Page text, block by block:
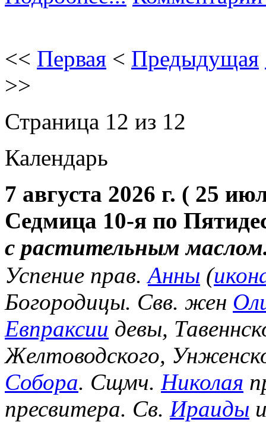
<< Первая < Предыдущая
>>
Страница 12 из 12
Календарь
7 августа 2026 г. ( 25
Седмица 10-я по
с растительным
Успение прав.Анны (
Богородицы. Свв. жен
Евпраксии девы,
Желтоводского,
Собора. Сщмч. Николая
пресвитера. Св. Ираиды